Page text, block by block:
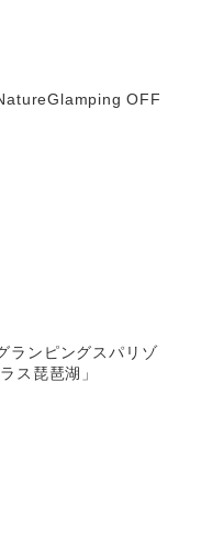
OFF
ランピングスパリゾ
ス琵琶湖」